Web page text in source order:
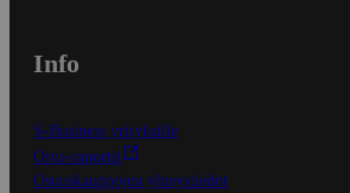
Info
S-Business yrityksille
Oiva-raportit
Osuuskauppojen yhteystiedot